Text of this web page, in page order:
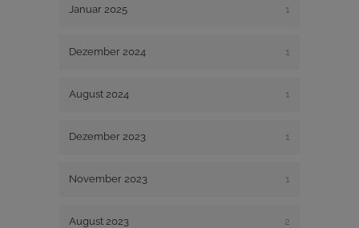
Januar 2025 1
Dezember 2024 1
August 2024 1
Dezember 2023 1
November 2023 1
August 2023 2